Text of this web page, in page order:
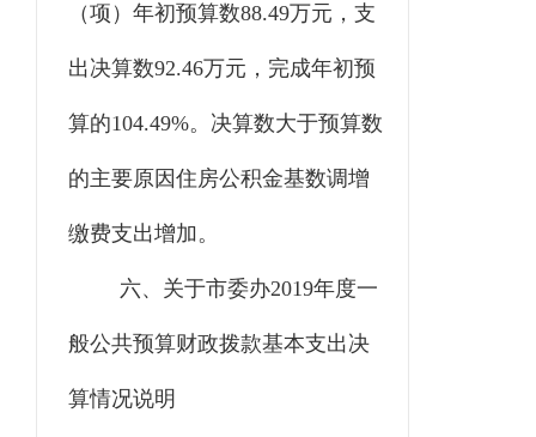
（项）年初预算数88.49万元，支
出决算数92.46万元，完成年初预
算的104.49%。决算数大于预算数
的主要原因住房公积金基数调增
缴费支出增加。
六、关于市委办2019年度一
般公共预算财政拨款基本支出决
算情况说明